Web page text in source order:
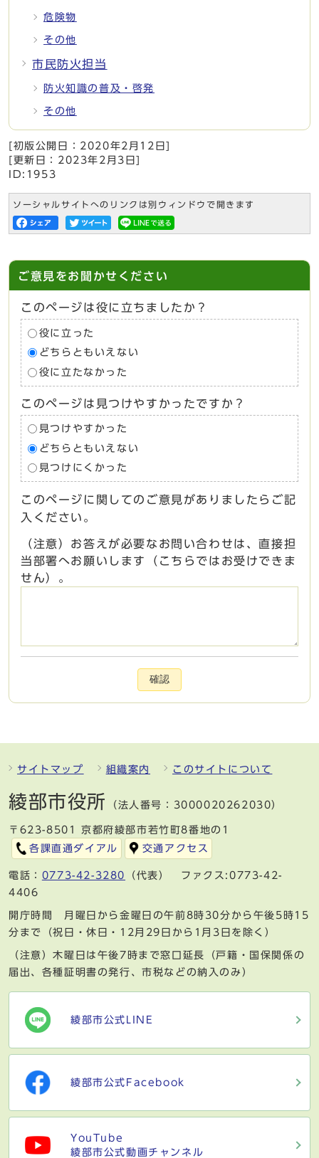
危険物
その他
市民防火担当
防火知識の普及・啓発
その他
[初版公開日： 2020年2月12日
[更新日： 2023年2月3日
ID:1953
ソーシャルサイトへのリンクは別ウィンドウで開きます
ご意見をお聞かせください
このページは役に立ちましたか？
役に立った
どちらともいえない
役に立たなかった
このページは見つけやすかったですか？
見つけやすかった
どちらともいえない
見つけにくかった
このページに関してのご意見がありましたらご記
入ください。
（注意）お答えが必要なお問い合わせは、直接担
当部署へお願いします（こちらではお受けできま
せん）。
確認
サイトマップ 組織案内 このサイトについて
綾部市役所 （法人番号：3000020262030）
〒623-8501 京都府綾部市若竹町8番地の1
各課直通ダイアル
交通アクセス
電話： 0773-42-3280
（代表） ファクス:0773-42-
4406
開庁時間 月曜日から金曜日の午前8時30分から午後5時15
分まで（祝日・休日・12月29日から1月3日を除く）
（注意）木曜日は午後7時まで窓口延長（戸籍・国保関係の
届出、各種証明書の発行、市税などの納入のみ）
綾部市公式LINE
綾部市公式Facebook
YouTube
綾部市公式動画チャンネル